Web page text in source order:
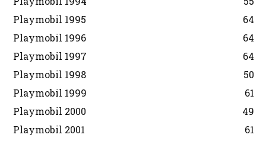
Playmobil 1995
64
Playmobil 1996
64
Playmobil 1997
64
Playmobil 1998
50
Playmobil 1999
61
Playmobil 2000
49
Playmobil 2001
61